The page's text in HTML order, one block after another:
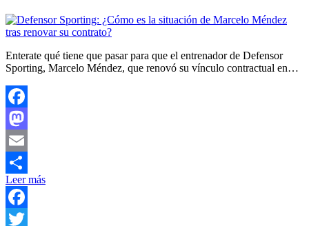
Enterate qué tiene que pasar para que el entrenador de Defensor
Sporting, Marcelo Méndez, que renovó su vínculo contractual en…
Facebook
Mastodon
Email
Compartir
Leer más
Facebook